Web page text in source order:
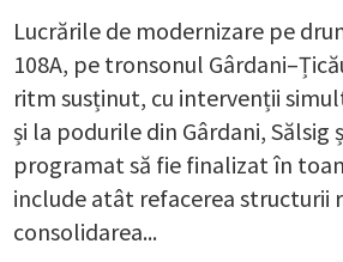
Lucrările de modernizare pe
108A, pe tronsonul
ritm susținut, cu intervenții
și la podurile din Gârdani, Sălsig
programat să fie finalizat în
include atât refacerea structurii
consolidarea